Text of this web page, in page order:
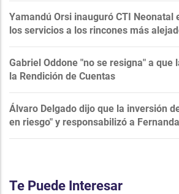
Yamandú Orsi inauguró CTI Neonatal
los servicios a los rincones más
Gabriel Oddone "no se resigna" a que
la Rendición de Cuentas
Álvaro Delgado dijo que la inversión
en riesgo" y responsabilizó a
Te Puede Interesar